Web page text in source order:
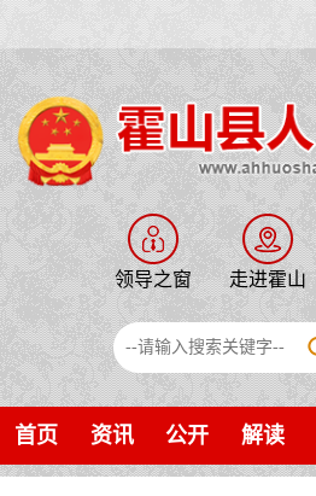
领导之窗 走进霍山
首页 资讯 公开 解读